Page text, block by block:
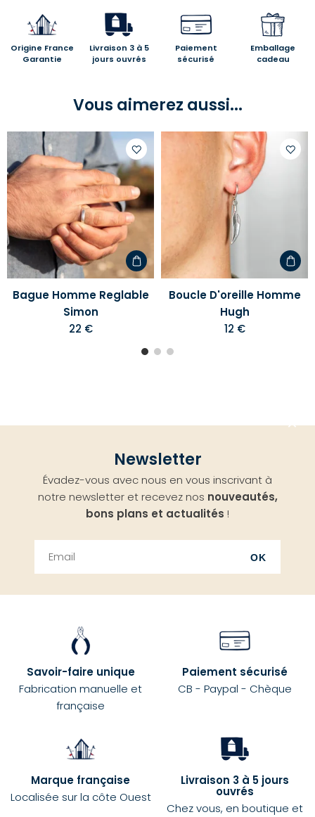
Origine France
Garantie
Livraison 3 à 5
jours ouvrés
Paiement
sécurisé
Emballage
cadeau
Vous aimerez aussi...
Ajouter
à
votre
liste
d'envies
Bague Homme Reglable
Simon
22 €
Boucle D'oreille Homme
Hugh
12 €
Newsletter
Évadez-vous avec nous en vous inscrivant à
notre newsletter et recevez nos nouveautés,
bons plans et actualités !
OK
Savoir-faire unique
Fabrication manuelle et
française
Paiement sécurisé
CB - Paypal - Chèque
Marque française
Localisée sur la côte Ouest
Livraison 3 à 5 jours
ouvrés
Chez vous, en boutique et